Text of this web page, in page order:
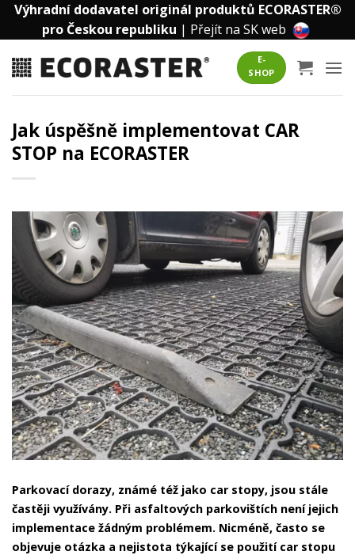
Přeskočit
Výhradní dodavatel originál produktů ECORASTER®
pro Českou republiku | Přejít na SK web
E-
SHOP
Jak úspěšně implementovat CAR
STOP na ECORASTER
Parkovací dorazy, známé též jako car stopy, jsou stále
častěji využívány. Při asfaltových parkovištích není jejich
implementace žádným problémem. Nicméně, často se
objevuje otázka a nejistota týkající se použití car stopu